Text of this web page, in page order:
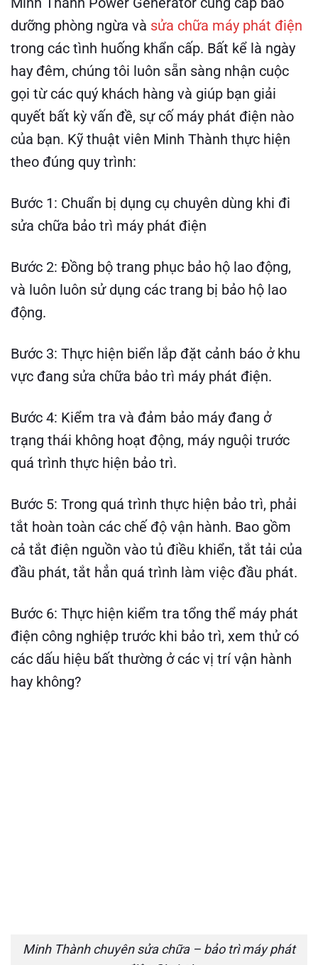
dưỡng phòng ngừa và sửa chữa máy phát điện
trong các tình huống khẩn cấp. Bất kể là ngày
hay đêm, chúng tôi luôn sẵn sàng nhận cuộc
gọi từ các quý khách hàng và giúp bạn giải
quyết bất kỳ vấn đề, sự cố máy phát điện nào
của bạn. Kỹ thuật viên Minh Thành thực hiện
theo đúng quy trình:
Bước 1: Chuẩn bị dụng cụ chuyên dùng khi đi
sửa chữa bảo trì máy phát điện
Bước 2: Đồng bộ trang phục bảo hộ lao động,
và luôn luôn sử dụng các trang bị bảo hộ lao
động.
Bước 3: Thực hiện biển lắp đặt cảnh báo ở khu
vực đang sửa chữa bảo trì máy phát điện.
Bước 4: Kiểm tra và đảm bảo máy đang ở
trạng thái không hoạt động, máy nguội trước
quá trình thực hiện bảo trì.
Bước 5: Trong quá trình thực hiện bảo trì, phải
tắt hoàn toàn các chế độ vận hành. Bao gồm
cả tắt điện nguồn vào tủ điều khiển, tắt tải của
đầu phát, tắt hẳn quá trình làm việc đầu phát.
Bước 6: Thực hiện kiểm tra tổng thể máy phát
điện công nghiệp trước khi bảo trì, xem thử có
các dấu hiệu bất thường ở các vị trí vận hành
hay không?
Minh Thành chuyên sửa chữa – bảo trì máy phát